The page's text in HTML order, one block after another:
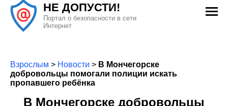
НЕ ДОПУСТИ!
Портал о безопасности в сети
Интернет
Взрослым > Новости > В Мончегорске
добровольцы помогали полиции искать
пропавшего ребёнка
В Мончегорске добровольцы